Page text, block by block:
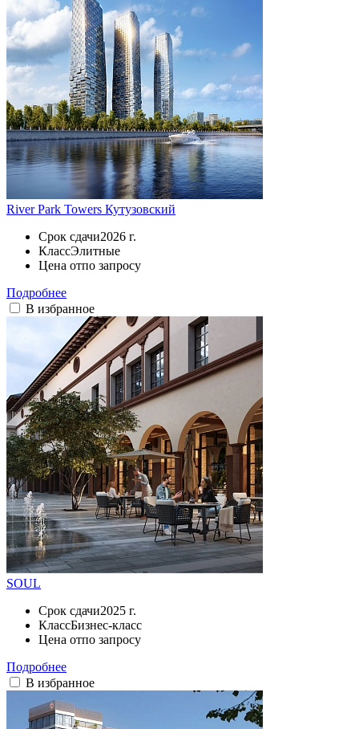
River Park Towers Кутузовский
Срок сдачи2026 г.
КлассЭлитные
Цена отпо запросу
Подробнее
В избранное
SOUL
Срок сдачи2025 г.
КлассБизнес-класс
Цена отпо запросу
Подробнее
В избранное